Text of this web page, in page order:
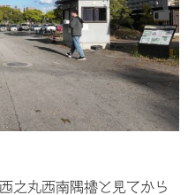
之丸西南隅櫓と見てから